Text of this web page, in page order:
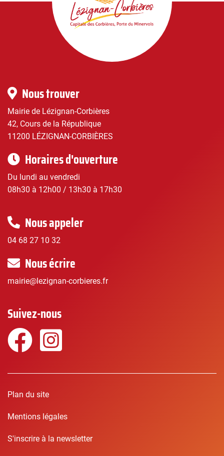
Lézignan-
Infos
pratiques
Nous trouver
Mairie de Lézignan-Corbières
42, Cours de la République
11200 LÉZIGNAN-CORBIÈRES
Horaires d'ouverture
Du lundi au vendredi
08h30 à 12h00 / 13h30 à 17h30
Nous appeler
04 68 27 10 32
Nous écrire
mairie@lezignan-corbieres.fr
Suivez-nous
Facebook
Plan du site
Mentions légales
S'inscrire à la newsletter